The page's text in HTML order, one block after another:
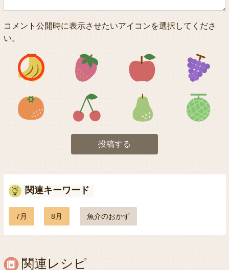
コメント公開時に表示させたいアイコンを選択してくださ
い。
アイコン1 アイコン2 アイコン3
アイコン5 アイコン6 アイコン7
投稿する
関連キーワード
7月 8月 魚介のおかず
関連レシピ